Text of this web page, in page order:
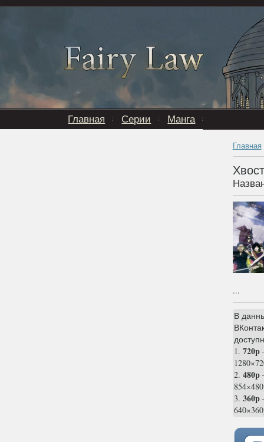
Главная Серии Манга
Главная
...
В
1. 720p
2. 480p
3. 360p